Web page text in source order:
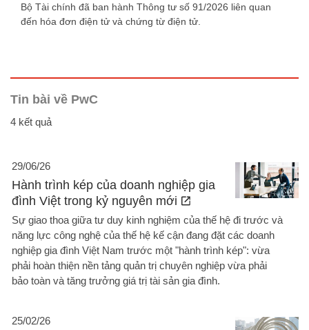
Bộ Tài chính đã ban hành Thông tư số 91/2026 liên quan
đến hóa đơn điện tử và chứng từ điện tử.
Tin bài về PwC
4 kết quả
29/06/26
Hành trình kép của doanh nghiệp gia
đình Việt trong kỷ nguyên mới
Sự giao thoa giữa tư duy kinh nghiệm của thế hệ đi trước và
năng lực công nghệ của thế hệ kế cận đang đặt các doanh
nghiệp gia đình Việt Nam trước một "hành trình kép": vừa
phải hoàn thiện nền tảng quản trị chuyên nghiệp vừa phải
bảo toàn và tăng trưởng giá trị tài sản gia đình.
25/02/26